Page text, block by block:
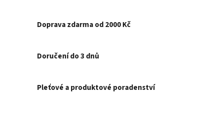
Doprava zdarma od 2000 Kč
Doručení do 3 dnů
Pleťové a produktové poradenství